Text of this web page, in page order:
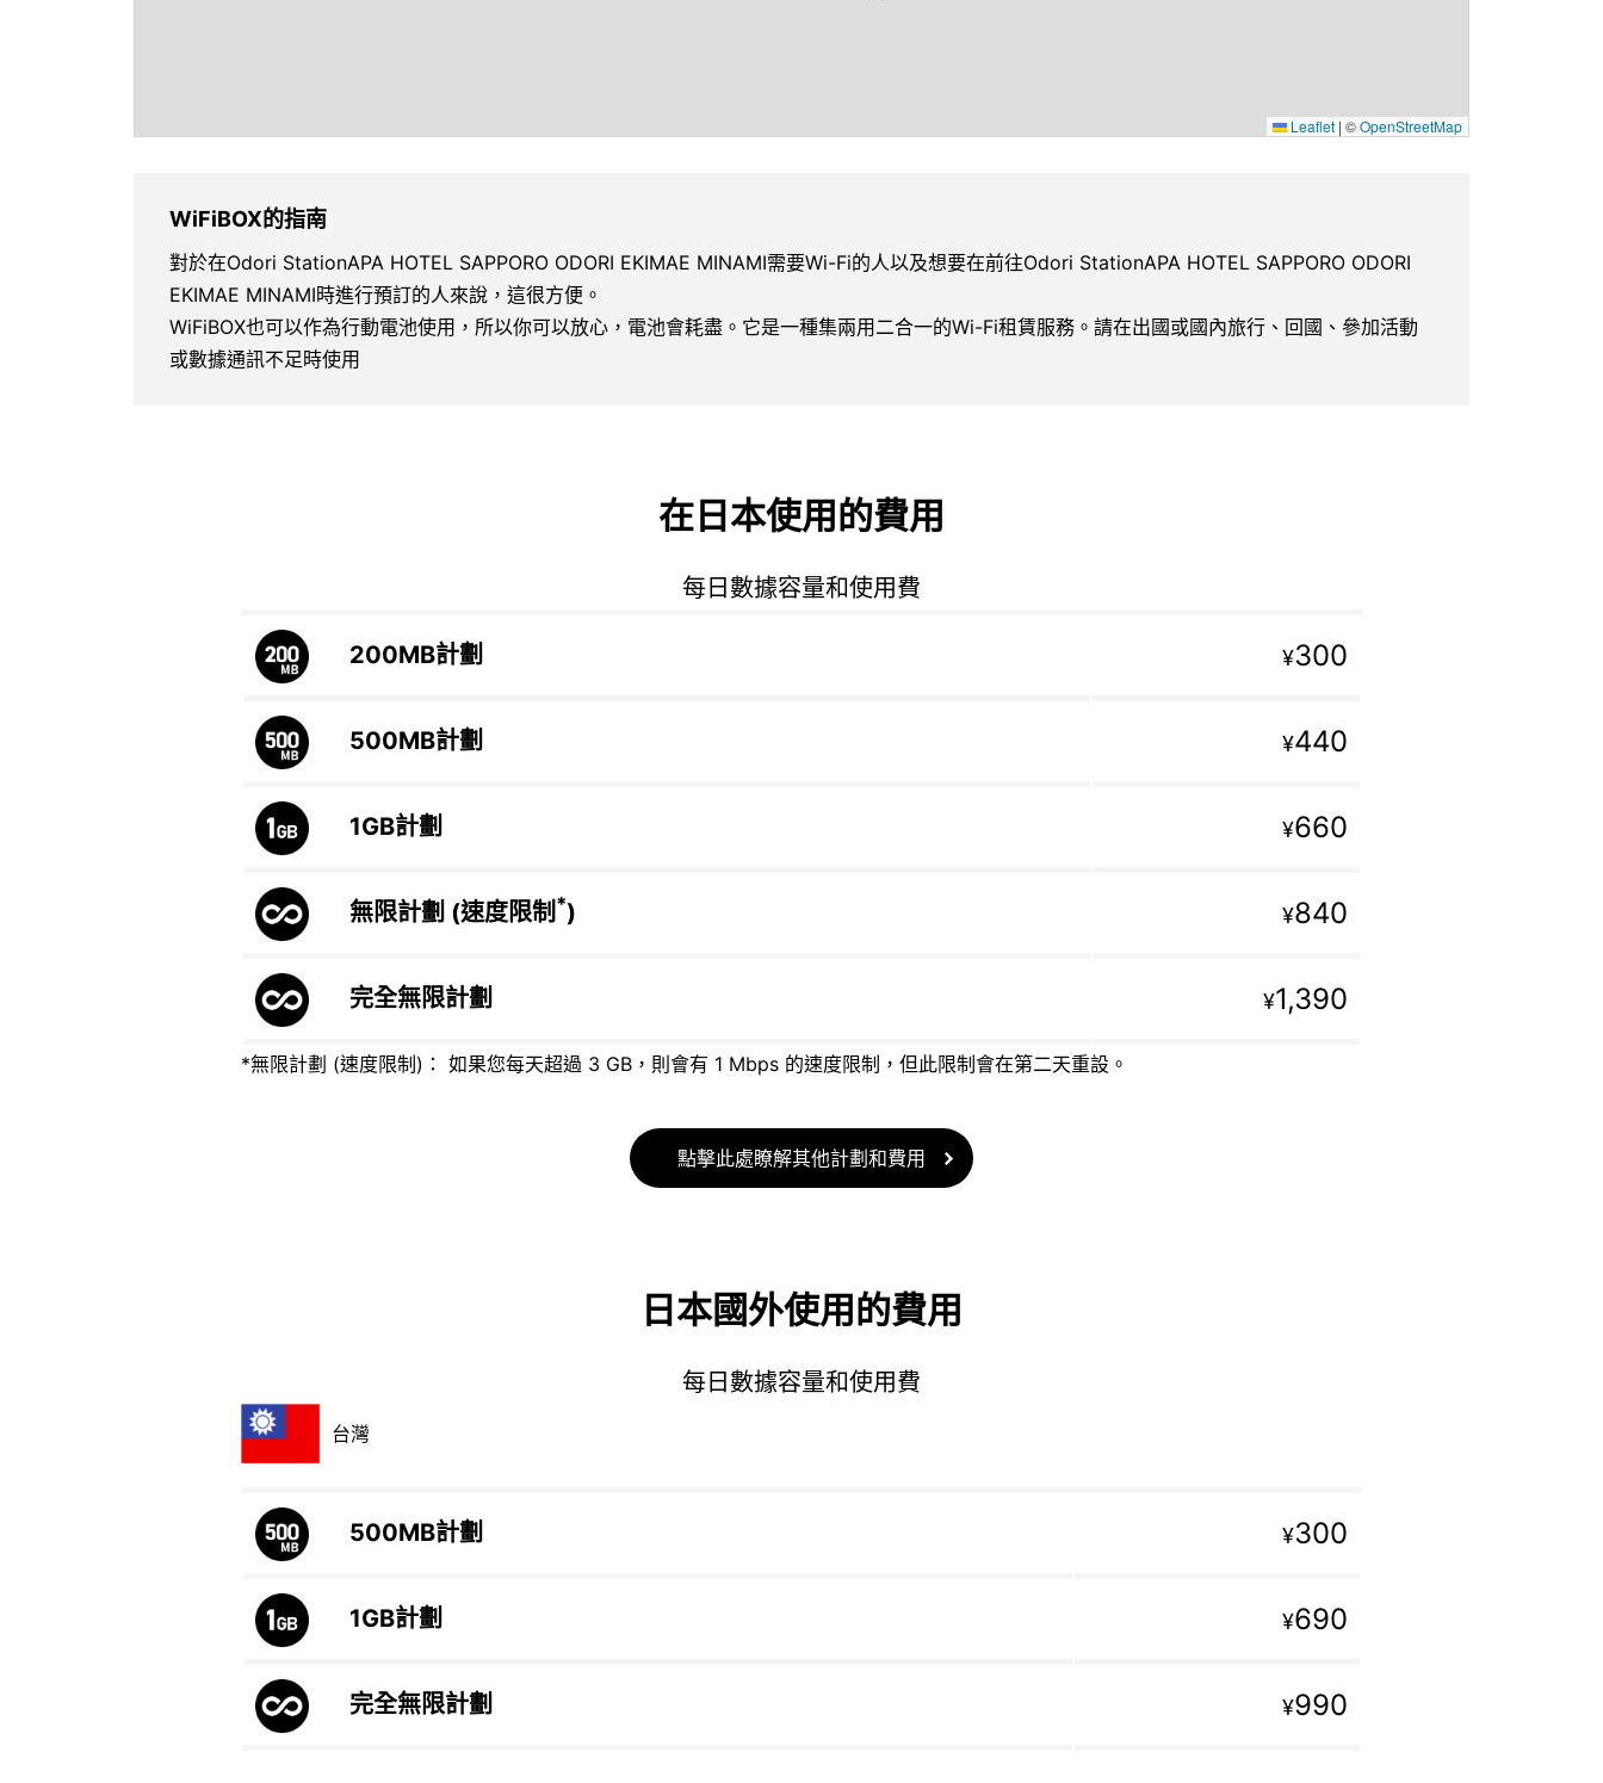
Leaflet | ©OpenStreetMap
WiFiBOX的指南
對於在Odori StationAPA HOTEL SAPPORO ODORI EKIMAE MINAMI需要Wi-Fi的人以及想要在前往Odori StationAPA HOTEL SAPPORO ODORI
EKIMAE MINAMI時進行預訂的人來說，這很方便。
WiFiBOX也可以作為行動電池使用，所以你可以放心，電池會耗盡。它是一種集兩用二合一的Wi-Fi租賃服務。請在出國或國內旅行、回國、參加活動
或數據通訊不足時使用
在日本使用的費用
每日數據容量和使用費
200MB計劃 ¥300
500MB計劃 ¥440
1GB計劃 ¥660
無限計劃 (速度限制 *) ¥840
完全無限計劃 ¥1,390
*無限計劃 (速度限制)： 如果您每天超過 3 GB，則會有 1 Mbps 的速度限制，但此限制會在第二天重設。
點擊此處瞭解其他計劃和費用
日本國外使用的費用
每日數據容量和使用費
台灣
500MB計劃 ¥300
1GB計劃 ¥690
完全無限計劃 ¥990